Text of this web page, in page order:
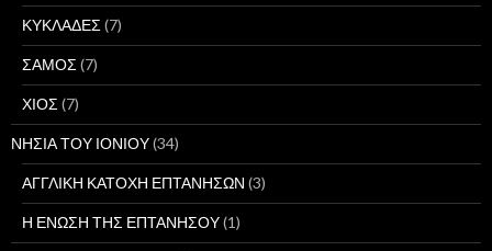
ΚΥΚΛΑΔΕΣ (7)
ΣΑΜΟΣ (7)
ΧΙΟΣ (7)
ΝΗΣΙΑ ΤΟΥ ΙΟΝΙΟΥ(34)
ΑΓΓΛΙΚΗ ΚΑΤΟΧΗ ΕΠΤΑΝΗΣΩΝ (3)
Η ΕΝΩΣΗ ΤΗΣ ΕΠΤΑΝΗΣΟΥ(1)